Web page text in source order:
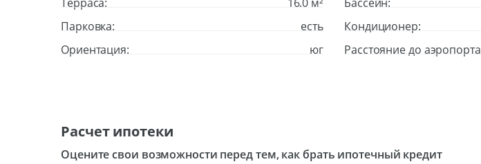
Парковка:
есть Кондиционер:
Ориентация:
юг Расстояние до аэропорта
Расчет ипотеки
Оцените свои возможности перед тем, как брать ипотечный кредит